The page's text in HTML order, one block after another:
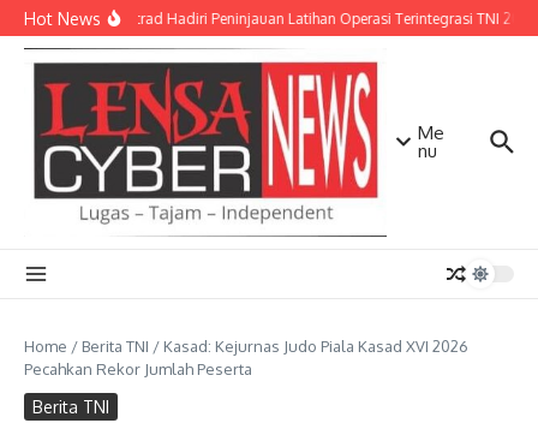
Lewati ke konten
Hot NewsPangkostrad Hadiri Peninjauan Latihan Operasi Terintegrasi TNI 2026
Me
nu
Home / Berita TNI / Kasad: Kejurnas Judo Piala Kasad XVI 2026
Pecahkan Rekor Jumlah Peserta
Berita TNI